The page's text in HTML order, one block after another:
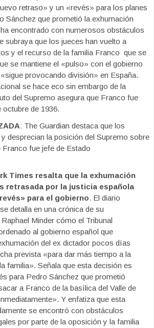
retraso» y un «revés» para los planes
Sánchez que prometió la exhumación
encontrado con numerosos obstáculos
subraya que los jueces han vuelto a
y el recurso de la familia Franco que se
se mantiene el «pulso» con el gobierno
provocando división» en España.
se hace eco sin embargo de la
del Supremo asegura que Franco fue
octubre de 1936.
: The Guardian destaca que los
desprecian la posición del Supremo sobre
Franco fue jefe de Estado
Times resalta que la exhumación
retrasada por la justicia española
para el gobierno. El diario
detalla en una crónica de su
Minder cómo el Tribunal
al gobierno español que
del ex dictador pocos días
prevista «para dar más tiempo a la
familia». Señala que esta decisión es
para Pedro Sánchez que prometió
a Franco de la basílica del Valle de
Y enfatiza que esta
se encontró con obstáculos
por parte de la oposición y la familia